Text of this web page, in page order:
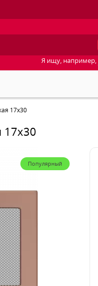
Я ищу, например,
17x30
17x30
Популярный